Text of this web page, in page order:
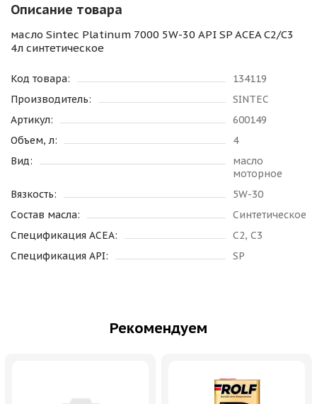
Описание товара
масло Sintec Platinum 7000 5W-30 API SP ACEA C2/C3
4л синтетическое
Код товара:
134119
Производитель:
SINTEC
Артикул:
600149
Объем, л:
4
Вид:
масло
моторное
Вязкость:
5W-30
Состав масла:
Синтетическое
Спецификация ACEA:
C2, C3
Спецификация API:
SP
Рекомендуем